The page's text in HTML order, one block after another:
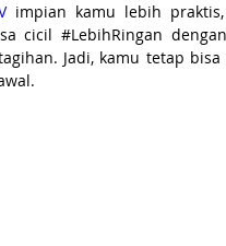
impian kamu lebih
cicil #LebihRingan
Jadi, kamu tetap